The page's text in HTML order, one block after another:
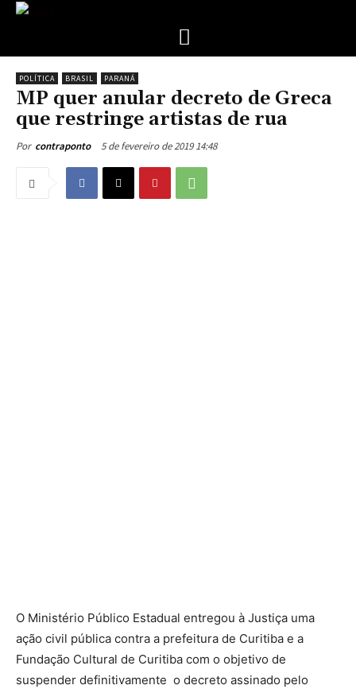
POLÍTICA BRASIL PARANÁ
MP quer anular decreto de Greca
que restringe artistas de rua
Por contraponto 5 de fevereiro de 2019 14:48
O Ministério Público Estadual entregou à Justiça uma
ação civil pública contra a prefeitura de Curitiba e a
Fundação Cultural de Curitiba com o objetivo de
suspender definitivamente o decreto assinado pelo